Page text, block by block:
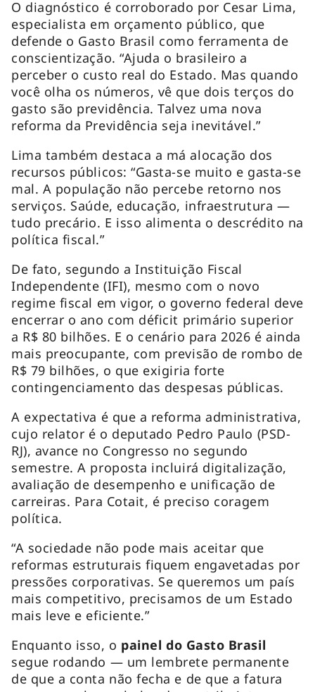
O diagnóstico é corroborado por Cesar Lima,
especialista em orçamento público, que
defende o Gasto Brasil como ferramenta de
conscientização. “Ajuda o brasileiro a
perceber o custo real do Estado. Mas quando
você olha os números, vê que dois terços do
gasto são previdência. Talvez uma nova
reforma da Previdência seja inevitável.”
Lima também destaca a má alocação dos
recursos públicos: “Gasta-se muito e gasta-se
mal. A população não percebe retorno nos
serviços. Saúde, educação, infraestrutura —
tudo precário. E isso alimenta o descrédito na
política fiscal.”
De fato, segundo a Instituição Fiscal
Independente (IFI), mesmo com o novo
regime fiscal em vigor, o governo federal deve
encerrar o ano com déficit primário superior
a R$ 80 bilhões. E o cenário para 2026 é ainda
mais preocupante, com previsão de rombo de
R$ 79 bilhões, o que exigiria forte
contingenciamento das despesas públicas.
A expectativa é que a reforma administrativa,
cujo relator é o deputado Pedro Paulo (PSD-
RJ), avance no Congresso no segundo
semestre. A proposta incluirá digitalização,
avaliação de desempenho e unificação de
carreiras. Para Cotait, é preciso coragem
política.
“A sociedade não pode mais aceitar que
reformas estruturais fiquem engavetadas por
pressões corporativas. Se queremos um país
mais competitivo, precisamos de um Estado
mais leve e eficiente.”
Enquanto isso, o painel do Gasto Brasil
segue rodando — um lembrete permanente
de que a conta não fecha e de que a fatura